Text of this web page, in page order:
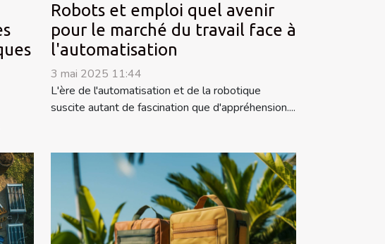
Robots et emploi quel avenir
pour le marché du travail face à
l'automatisation
3 mai 2025 11:44
L'ère de l'automatisation et de la robotique
suscite autant de fascination que d'appréhension....